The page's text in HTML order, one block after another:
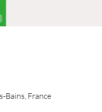
Bains, France